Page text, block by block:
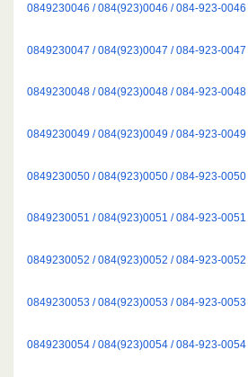
0849230046 / 084(923)0046 / 084-923-0046
0849230047 / 084(923)0047 / 084-923-0047
0849230048 / 084(923)0048 / 084-923-0048
0849230049 / 084(923)0049 / 084-923-0049
0849230050 / 084(923)0050 / 084-923-0050
0849230051 / 084(923)0051 / 084-923-0051
0849230052 / 084(923)0052 / 084-923-0052
0849230053 / 084(923)0053 / 084-923-0053
0849230054 / 084(923)0054 / 084-923-0054